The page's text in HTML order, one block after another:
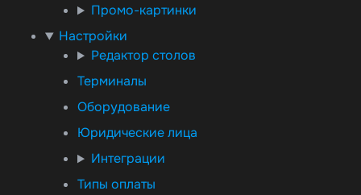
Промо-картинки
Настройки
Редактор столов
Терминалы
Оборудование
Юридические лица
Интеграции
Типы оплаты